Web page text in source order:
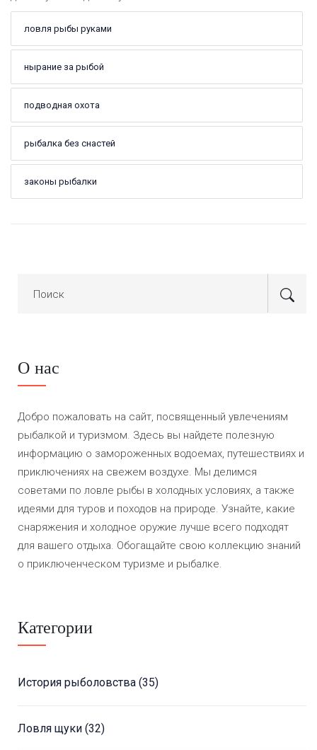
ловля рыбы руками
нырание за рыбой
подводная охота
рыбалка без снастей
законы рыбалки
О нас
Добро пожаловать на сайт, посвященный увлечениям
рыбалкой и туризмом. Здесь вы найдете полезную
информацию о замороженных водоемах, путешествиях и
приключениях на свежем воздухе. Мы делимся
советами по ловле рыбы в холодных условиях, а также
идеями для туров и походов на природе. Узнайте, какие
снаряжения и холодное оружие лучше всего подходят
для вашего отдыха. Обогащайте свою коллекцию знаний
о приключенческом туризме и рыбалке.
Категории
История рыболовства (35)
Ловля щуки (32)